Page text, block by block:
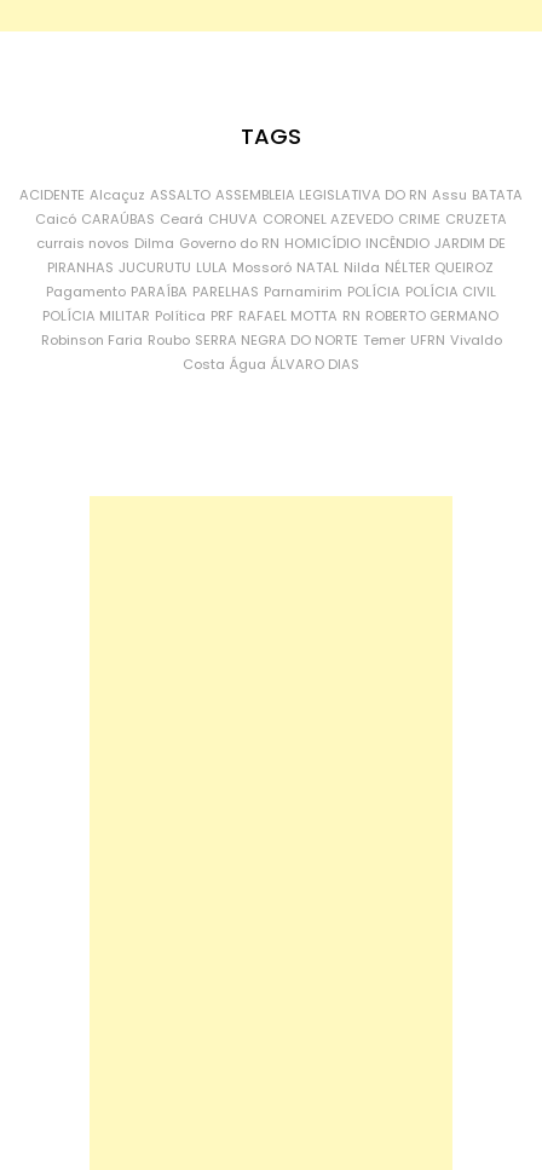
TAGS
ACIDENTE Alcaçuz ASSALTO ASSEMBLEIA LEGISLATIVA DO RN Assu BATATA
Caicó CARAÚBAS Ceará CHUVA CORONEL AZEVEDO CRIME CRUZETA
currais novos Dilma Governo do RN HOMICÍDIO INCÊNDIO JARDIM DE
PIRANHAS JUCURUTU LULA Mossoró NATAL Nilda NÉLTER QUEIROZ
Pagamento PARAÍBA PARELHAS Parnamirim POLÍCIA POLÍCIA CIVIL
POLÍCIA MILITAR Política PRF RAFAEL MOTTA RN ROBERTO GERMANO
Robinson Faria Roubo SERRA NEGRA DO NORTE Temer UFRN Vivaldo
Costa Água ÁLVARO DIAS